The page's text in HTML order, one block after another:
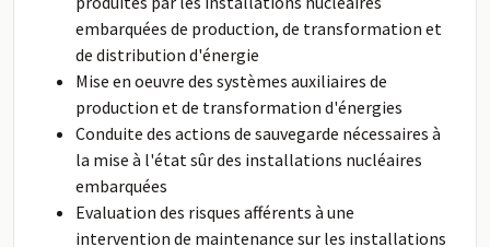
embarquées de production, de transformation et
de distribution d'énergie
Mise en oeuvre des systèmes auxiliaires de
production et de transformation d'énergies
Conduite des actions de sauvegarde nécessaires à
la mise à l'état sûr des installations nucléaires
embarquées
Evaluation des risques afférents à une
intervention de maintenance sur les installations